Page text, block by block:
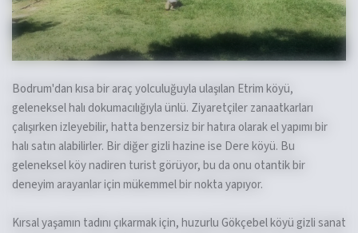
Bodrum'dan kısa bir araç yolculuğuyla ulaşılan Etrim köyü,
geleneksel halı dokumacılığıyla ünlü. Ziyaretçiler zanaatkarları
çalışırken izleyebilir, hatta benzersiz bir hatıra olarak el yapımı bir
halı satın alabilirler. Bir diğer gizli hazine ise Dere köyü. Bu
geleneksel köy nadiren turist görüyor, bu da onu otantik bir
deneyim arayanlar için mükemmel bir nokta yapıyor.
Kırsal yaşamın tadını çıkarmak için, huzurlu Gökçebel köyü gizli sanat